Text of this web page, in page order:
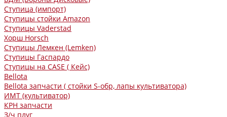
Ступица (импорт)
Ступицы стойки Amazon
Ступицы Vaderstad
Хорш Horsch
Ступицы Лемкен (Lemken)
Ступицы Гаспардо
Ступицы на CASE ( Кейс)
Bellota
Bellota запчасти ( стойки S-обр, лапы культиватора)
ИМТ (культиватор)
КРН запчасти
З/ч плуг